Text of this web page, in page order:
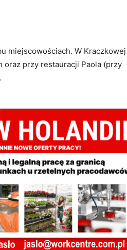
miejscowościach. W Kraczkowej
oraz przy restauracji Paola (przy